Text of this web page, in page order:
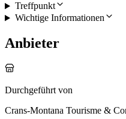
Treffpunkt
Wichtige Informationen
Anbieter
Durchgeführt von
Crans-Montana Tourisme &